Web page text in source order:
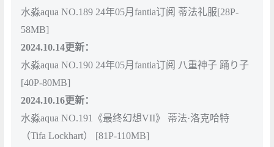
水淼aqua NO.189 24年05月fantia订阅 蒂法礼服[28P-
58MB]
2024.10.14更新：
水淼aqua NO.190 24年05月fantia订阅 八重神子 踊り子
[40P-80MB]
2024.10.16更新：
水淼aqua NO.191《最终幻想VII》 蒂法·洛克哈特
（Tifa Lockhart） [81P-110MB]